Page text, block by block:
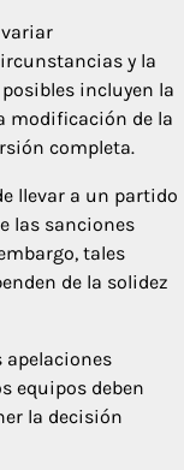
y la
incluyen la
modificación de la
completa.
llevar a un partido
las sanciones
tales
de la solidez
apelaciones
equipos deben
la decisión